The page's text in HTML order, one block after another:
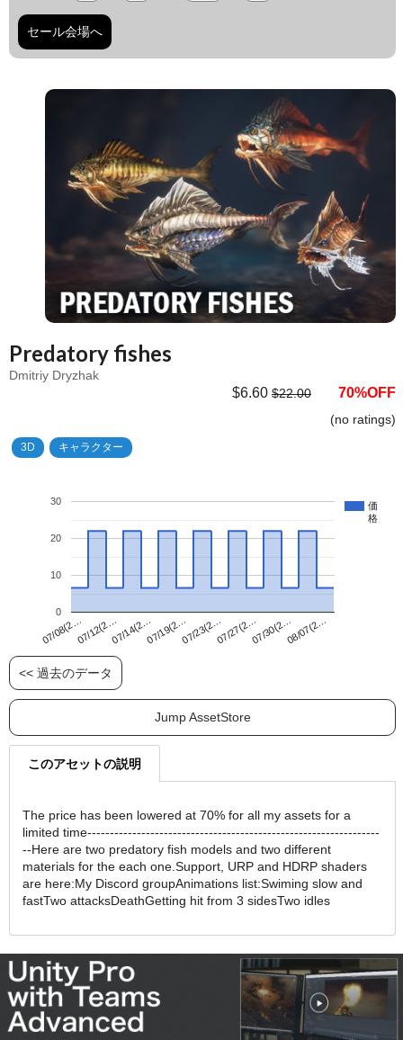
セール会場へ
Predatory fishes
Dmitriy Dryzhak
$6.60 $22.00 70%OFF
(no ratings)
3D キャラクター
価
格
07/08(2…07/12(2…07/14(2…07/19(2…07/23(2…07/27(2…07/30(2…08/07(2…
0
10
20
30
<< 過去のデータ
Jump AssetStore
このアセットの説明
The price has been lowered at 70% for all my assets for a
limited time-----------------------------------------------------------------
--Here are two predatory fish models and two different
materials for the each one.Support, URP and HDRP shaders
are here:My Discord groupAnimations list:Swiming slow and
fastTwo attacksDeathGetting hit from 3 sidesTwo idles